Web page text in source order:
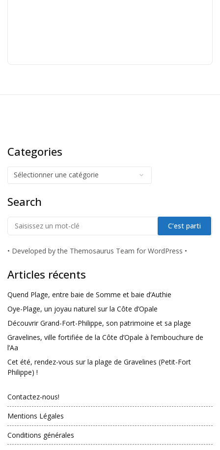
Categories
Search
• Developed by the Themosaurus Team for WordPress •
Articles récents
Quend Plage, entre baie de Somme et baie d’Authie
Oye-Plage, un joyau naturel sur la Côte d’Opale
Découvrir Grand-Fort-Philippe, son patrimoine et sa plage
Gravelines, ville fortifiée de la Côte d’Opale à l’embouchure de
l’Aa
Cet été, rendez-vous sur la plage de Gravelines (Petit-Fort
Philippe) !
Contactez-nous!
Mentions Légales
Conditions générales